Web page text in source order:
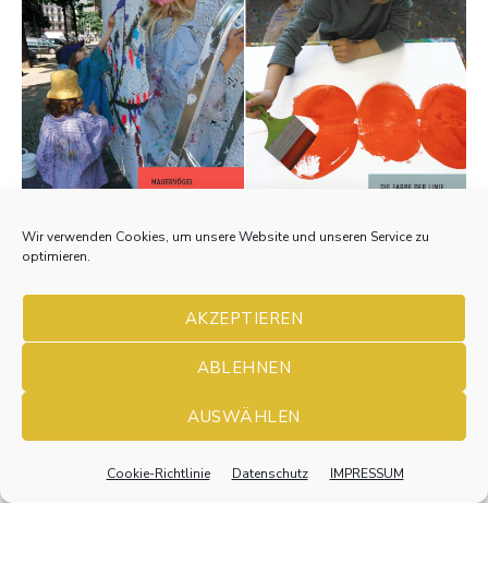
Wir verwenden Cookies, um unsere Website und unseren Service zu
optimieren.
AKZEPTIEREN
ABLEHNEN
AUSWÄHLEN
Cookie-Richtlinie Datenschutz IMPRESSUM